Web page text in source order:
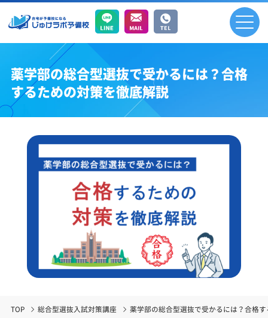
薬学部の総合型選抜で受かるには？合格
するための対策を徹底解説
TOP 総合型選抜入試対策講座 薬学部の総合型選抜で受かるには？合格